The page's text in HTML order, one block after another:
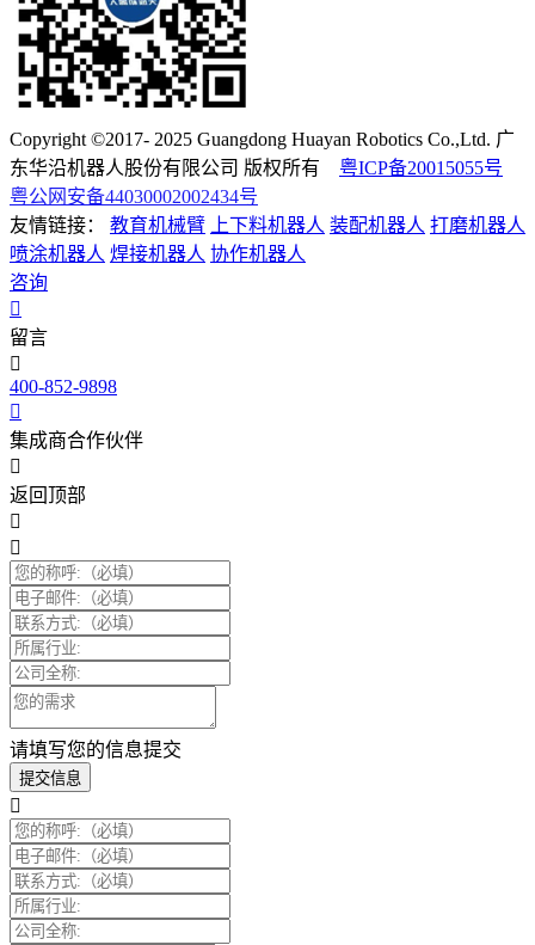
Copyright ©2017- 2025 Guangdong Huayan Robotics Co.,Ltd. 广
东华沿机器人股份有限公司 版权所有 粤ICP备20015055号
粤公网安备44030002002434号
友情链接：
教育机械臂 上下料机器人 装配机器人 打磨机器人
喷涂机器人 焊接机器人 协作机器人
咨询
留言
400-852-9898
集成商合作伙伴
返回顶部
请填写您的信息提交
提交信息